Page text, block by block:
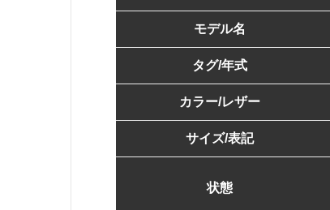
モデル名
タグ/年式
カラー/レザー
サイズ/表記
状態